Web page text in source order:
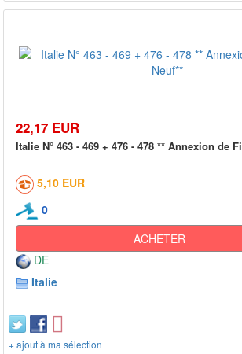
22,17 EUR
Italie N° 463 - 469 + 476 - 478 ** Annexion de Fi
5,10 EUR
0
ACHETER
DE
Italie
+ ajout à ma sélection